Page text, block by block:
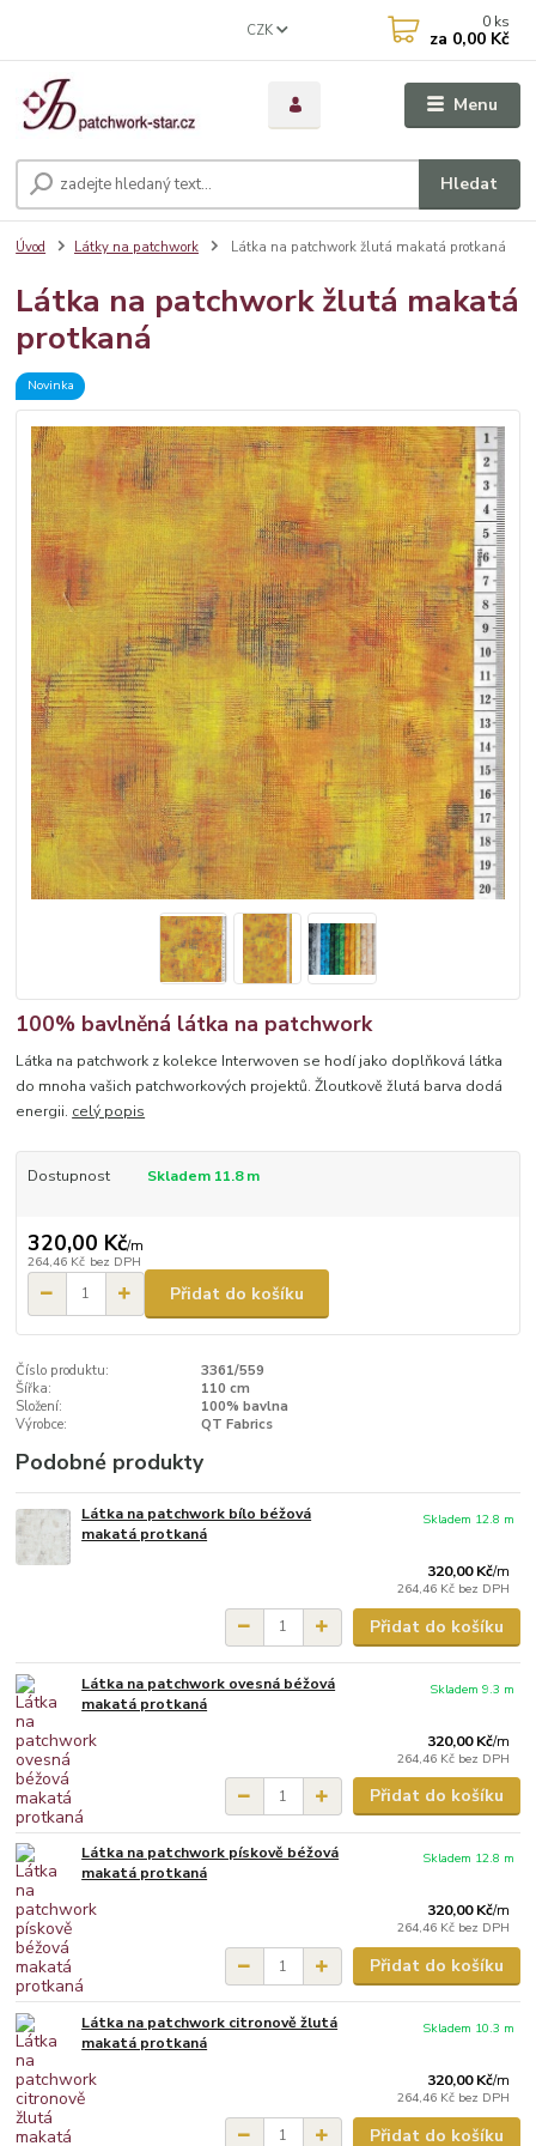
Menu
CZK
Hledat
0 ks
za 0,00 Kč
Úvod Látky na patchwork Látka na patchwork žlutá makatá protkaná
Látka na patchwork žlutá makatá
protkaná
Novinka
100% bavlněná látka na patchwork
Látka na patchwork z kolekce Interwoven se hodí jako doplňková látka
do mnoha vašich patchworkových projektů. Žloutkově žlutá barva dodá
energii. celý popis
Dostupnost Skladem 11.8 m
320,00 Kč/m
264,46 Kč bez DPH
Přidat do košíku
Číslo produktu:
3361/559
Šířka:
110 cm
Složení:
100% bavlna
Výrobce:
QT Fabrics
Podobné produkty
Látka na patchwork bílo béžová
makatá protkaná
320,00 Kč/m
264,46 Kč bez DPH
Skladem 12.8 m
Přidat do košíku
Látka na patchwork ovesná béžová
makatá protkaná
320,00 Kč/m
264,46 Kč bez DPH
Skladem 9.3 m
Přidat do košíku
Látka na patchwork pískově béžová
makatá protkaná
320,00 Kč/m
264,46 Kč bez DPH
Skladem 12.8 m
Přidat do košíku
Látka na patchwork citronově žlutá
makatá protkaná
320,00 Kč/m
264,46 Kč bez DPH
Skladem 10.3 m
Přidat do košíku